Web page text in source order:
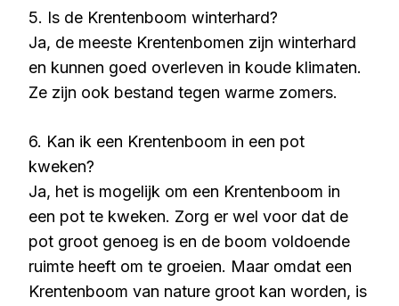
5. Is de Krentenboom winterhard?
Ja, de meeste Krentenbomen zijn winterhard
en kunnen goed overleven in koude klimaten.
Ze zijn ook bestand tegen warme zomers.
6. Kan ik een Krentenboom in een pot
kweken?
Ja, het is mogelijk om een Krentenboom in
een pot te kweken. Zorg er wel voor dat de
pot groot genoeg is en de boom voldoende
ruimte heeft om te groeien. Maar omdat een
Krentenboom van nature groot kan worden, is